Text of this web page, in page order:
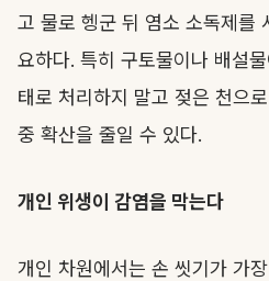
고 물로 헹군 뒤 염소 소독제를
요하다. 특히 구토물이나 배설
태로 처리하지 말고 젖은 천으
중 확산을 줄일 수 있다.
개인 위생이 감염을 막는다
개인 차원에서는 손 씻기가 가